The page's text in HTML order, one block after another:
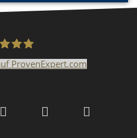
GmbH & Co.KG
ProvenExpert.com